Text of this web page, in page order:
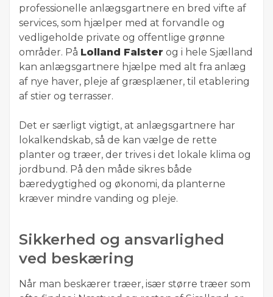
professionelle anlægsgartnere en bred vifte af
services, som hjælper med at forvandle og
vedligeholde private og offentlige grønne
områder. På Lolland Falster og i hele Sjælland
kan anlægsgartnere hjælpe med alt fra anlæg
af nye haver, pleje af græsplæner, til etablering
af stier og terrasser.
Det er særligt vigtigt, at anlægsgartnere har
lokalkendskab, så de kan vælge de rette
planter og træer, der trives i det lokale klima og
jordbund. På den måde sikres både
bæredygtighed og økonomi, da planterne
kræver mindre vanding og pleje.
Sikkerhed og ansvarlighed
ved beskæring
Når man beskærer træer, især større træer som